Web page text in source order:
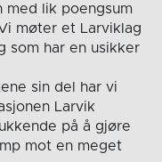
med lik poengsum
møter et Larviklag
som har en usikker
sin del har vi
Larvik
på å gjøre
mot en meget